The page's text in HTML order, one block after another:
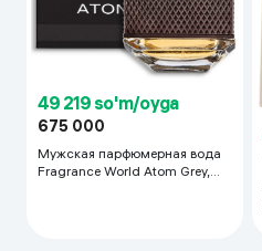
49 219 so'm/oyga
675 000
Мужская парфюмерная вода
Fragrance World Atom Grey,